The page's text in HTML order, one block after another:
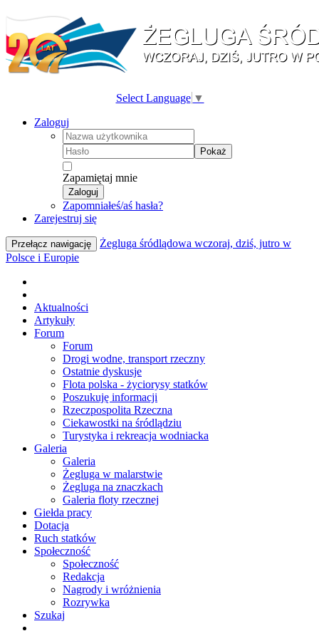
Select Language ▼
Zaloguj
Pokaż
Zapamiętaj mnie
Zaloguj
Zapomniałeś/aś hasła?
Zarejestruj się
Przełącz nawigację
Żegluga śródlądowa wczoraj, dziś, jutro w
Polsce i Europie
Aktualności
Artykuły
Forum
Forum
Drogi wodne, transport rzeczny
Ostatnie dyskusje
Flota polska - życiorysy statków
Poszukuję informacji
Rzeczpospolita Rzeczna
Ciekawostki na śródlądziu
Turystyka i rekreacja wodniacka
Galeria
Galeria
Żegluga w malarstwie
Żegluga na znaczkach
Galeria floty rzecznej
Giełda pracy
Dotacja
Ruch statków
Społeczność
Społeczność
Redakcja
Nagrody i wróżnienia
Rozrywka
Szukaj